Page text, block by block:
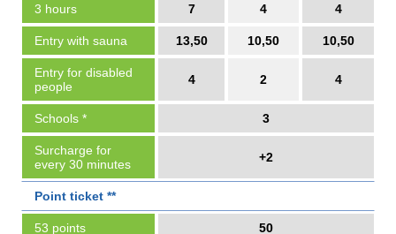
3 hours 7 4 4
Entry with sauna 13,50 10,50 10,50
Entry for disabled
people
4 2 4
Schools * 3
Surcharge for
every 30 minutes
+2
Point ticket **
53 points 50